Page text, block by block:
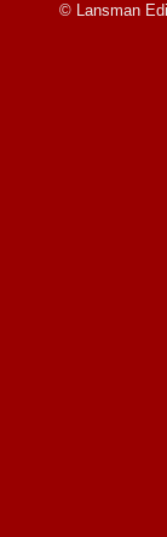
© Lansman